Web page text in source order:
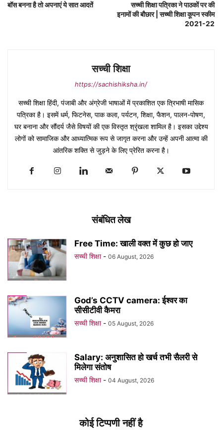
बॉस बनना है तो अपनाएं ये सात आदतें
सच्ची शिक्षा पत्रिका ने पाठकों पर की
इनामों की बौछार | सच्ची शिक्षा कूपन स्कीम
2021-22
सच्ची शिक्षा
https://sachishiksha.in/
सच्ची शिक्षा हिंदी, पंजाबी और अंग्रेजी भाषाओं में प्रकाशित एक त्रिभाषी मासिक
पत्रिका है। इसमें धर्म, फिटनेस, पाक कला, पर्यटन, शिक्षा, फैशन, पालन-पोषण,
घर बनाना और सौंदर्य जैसे विषयों की एक विस्तृत श्रृंखला शामिल है। इसका उद्देश्य
लोगों को सामाजिक और आध्यात्मिक रूप से जागृत करना और उन्हें अपनी आत्मा की
आंतरिक शक्ति से जुड़ने के लिए प्रेरित करना है।
संबंधित लेख
Free Time: खाली वक्त में कुछ हो जाए
सच्ची शिक्षा - 06 August, 2026
God’s CCTV camera: ईश्वर का
सीसीटीवी कैमरा
सच्ची शिक्षा - 05 August, 2026
Salary: अनुशासित हो खर्च तभी सैलरी से
मिलेगा संतोष
सच्ची शिक्षा - 04 August, 2026
कोई टिप्पणी नहीं है